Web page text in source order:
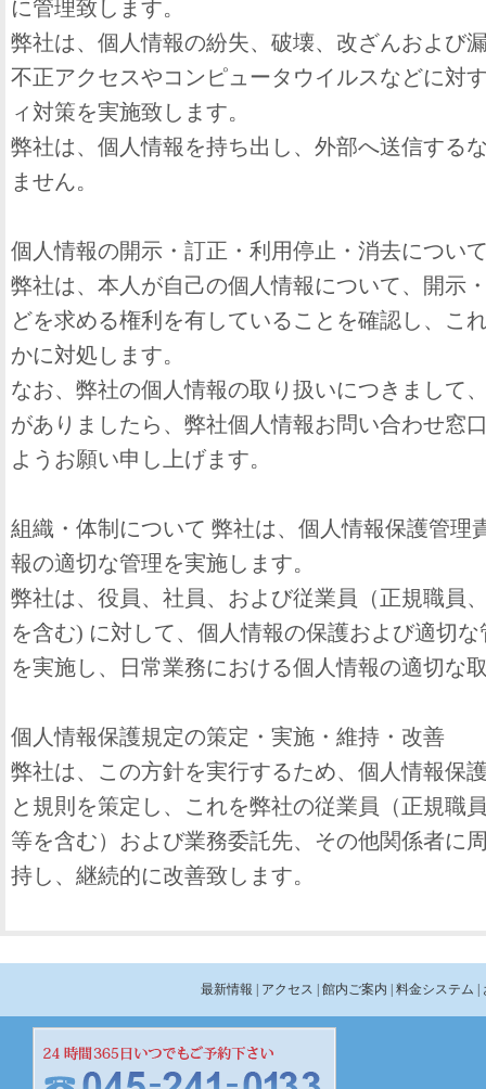
に管理致します。
弊社は、個人情報の紛失、破壊、改ざんおよび
不正アクセスやコンピュータウイルスなどに対
ィ対策を実施致します。
弊社は、個人情報を持ち出し、外部へ送信する
ません。
個人情報の開示・訂正・利用停止・消去につい
弊社は、本人が自己の個人情報について、開示
どを求める権利を有していることを確認し、こ
かに対処します。
なお、弊社の個人情報の取り扱いにつきまして
がありましたら、弊社個人情報お問い合わせ窓
ようお願い申し上げます。
組織・体制について 弊社は、個人情報保護管理
報の適切な管理を実施します。
弊社は、役員、社員、および従業員（正規職員
を含む) に対して、個人情報の保護および適切
を実施し、日常業務における個人情報の適切な
個人情報保護規定の策定・実施・維持・改善
弊社は、この方針を実行するため、個人情報保
と規則を策定し、これを弊社の従業員（正規職
等を含む）および業務委託先、その他関係者に
持し、継続的に改善致します。
最新情報 | アクセス | 館内ご案内 | 料金システム